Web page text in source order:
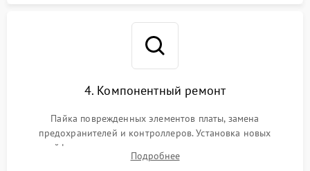
4. Компонентный ремонт
Пайка поврежденных элементов платы, замена
предохранителей и контроллеров. Установка новых
шлейфов, дисплея, механизма затвора или двигателя
автофокуса. Восстановление геометрии тубуса объектива
Подробнее